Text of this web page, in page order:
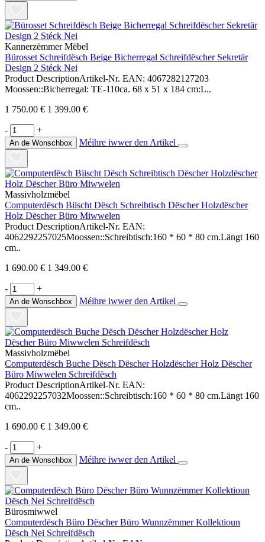
Kannerzëmmer Mëbel
Bürosset Schreifdësch Beige Bicherregal Schreifdëscher Sekretär
Design 2 Stéck Nei
Product DescriptionArtikel-Nr. EAN: 4067282127203
Moossen::Bicherregal: TE-110ca. 68 x 51 x 184 cm:L..
1 750.00 € 1 399.00 €
- +
An de Wonschbox Méihre iwwer den Artikel
Massivholzmëbel
Computerdësch Biischt Dësch Schreibtisch Dëscher Holzdëscher
Holz Dëscher Büro Miwwelen
Product DescriptionArtikel-Nr. EAN:
4062292257025Moossen::Schreibtisch:160 * 60 * 80 cm.Längt 160
cm..
1 690.00 € 1 349.00 €
- +
An de Wonschbox Méihre iwwer den Artikel
Massivholzmëbel
Computerdësch Buche Dësch Dëscher Holzdëscher Holz Dëscher
Büro Miwwelen Schreifdësch
Product DescriptionArtikel-Nr. EAN:
4062292257032Moossen::Schreibtisch:160 * 60 * 80 cm.Längt 160
cm..
1 690.00 € 1 349.00 €
- +
An de Wonschbox Méihre iwwer den Artikel
Bürosmiwwel
Computerdësch Büro Dëscher Büro Wunnzëmmer Kollektioun
Dësch Nei Schreifdësch